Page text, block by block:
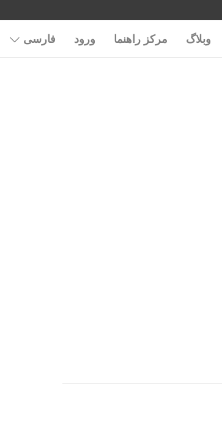
وبلاگ مرکز راهنما ورود فارسی